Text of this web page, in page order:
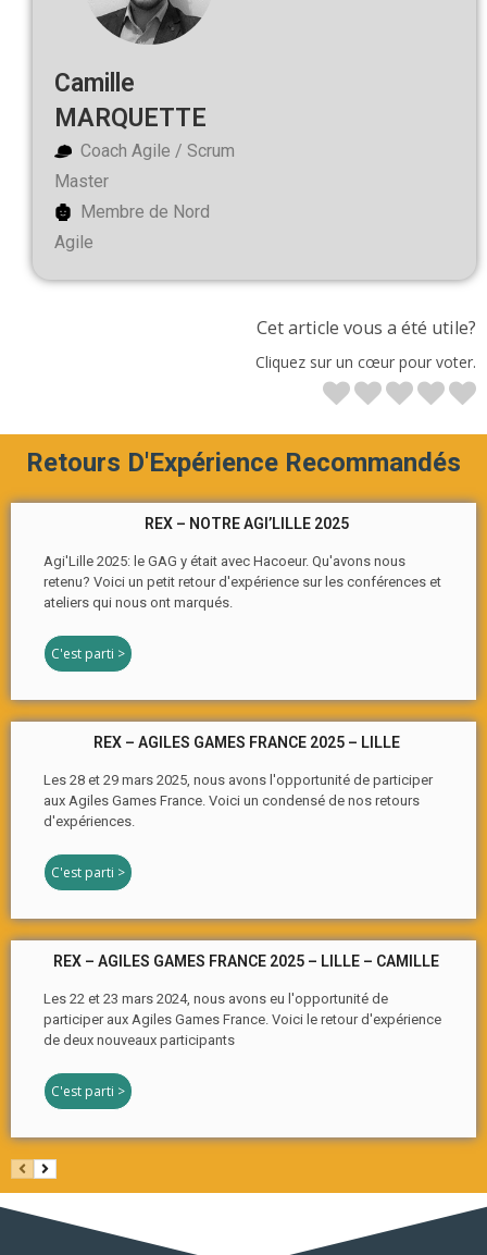
Camille
MARQUETTE
Coach Agile / Scrum
Master
Membre de Nord
Agile
Cet article vous a été utile?
Cliquez sur un cœur pour voter.
Retours D'Expérience Recommandés
REX – NOTRE AGI’LILLE 2025
Agi'Lille 2025: le GAG y était avec Hacoeur. Qu'avons nous
retenu? Voici un petit retour d'expérience sur les conférences et
ateliers qui nous ont marqués.
C'est parti >
REX – AGILES GAMES FRANCE 2025 – LILLE
Les 28 et 29 mars 2025, nous avons l'opportunité de participer
aux Agiles Games France. Voici un condensé de nos retours
d'expériences.
C'est parti >
REX – AGILES GAMES FRANCE 2025 – LILLE – CAMILLE
Les 22 et 23 mars 2024, nous avons eu l'opportunité de
participer aux Agiles Games France. Voici le retour d'expérience
de deux nouveaux participants
C'est parti >